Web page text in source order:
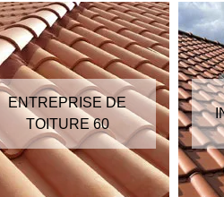
ENTREPRISE DE
TOITURE 60